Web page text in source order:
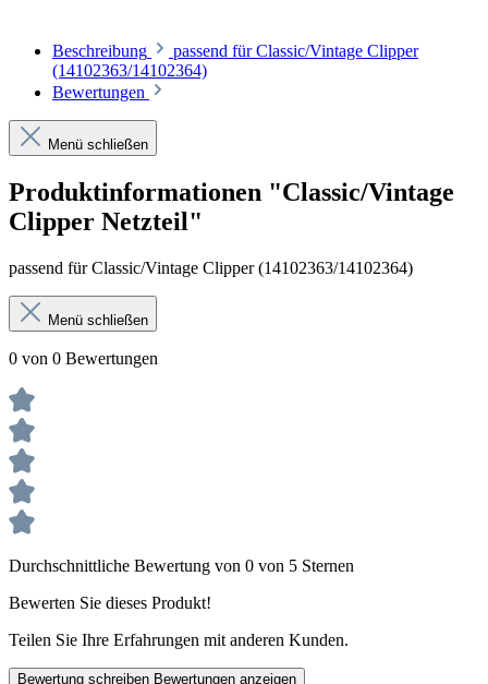
Beschreibung
passend für Classic/Vintage Clipper
(14102363/14102364)
Bewertungen
Menü schließen
Produktinformationen "Classic/Vintage
Clipper Netzteil"
passend für Classic/Vintage Clipper (14102363/14102364)
Menü schließen
0 von 0 Bewertungen
Durchschnittliche Bewertung von 0 von 5 Sternen
Bewerten Sie dieses Produkt!
Teilen Sie Ihre Erfahrungen mit anderen Kunden.
Bewertung schreiben Bewertungen anzeigen